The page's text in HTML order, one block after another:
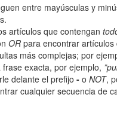
entre mayúsculas y
artículos que contengan
OR para encontrar
más complejas; por
exacta, por ejemplo,
delante el prefijo - o NOT,
cualquier secuencia de